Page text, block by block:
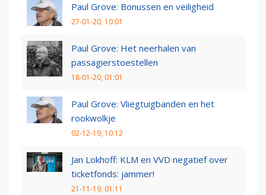
Paul Grove: Bonussen en veiligheid
27-01-20, 10:01
Paul Grove: Het neerhalen van
passagierstoestellen
18-01-20, 01:01
Paul Grove: Vliegtuigbanden en het
rookwolkje
02-12-19, 10:12
Jan Lokhoff: KLM en VVD negatief over
ticketfonds: jammer!
21-11-19, 01:11